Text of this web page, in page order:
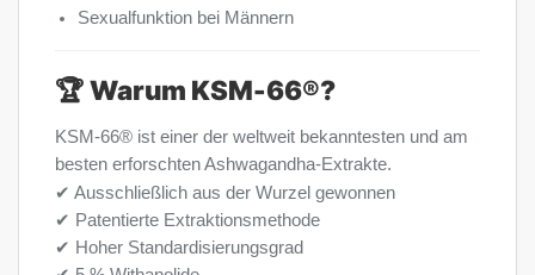
Sexualfunktion bei Männern
🏆 Warum KSM-66®?
KSM-66® ist einer der weltweit bekanntesten und am
besten erforschten Ashwagandha-Extrakte.
✔ Ausschließlich aus der Wurzel gewonnen
✔ Patentierte Extraktionsmethode
✔ Hoher Standardisierungsgrad